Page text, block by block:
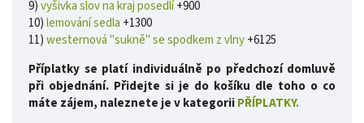
9)vyšivka slov na kraj posedlí+900
10)lemování sedla +1300
11)westernová "sukně" se spodkem z vlny+6125
Příplatky se platí individuálně po předchozí domluvě
při objednání. Přidejte si je do košíku dle toho o co
máte zájem, naleznete je v kategoriiPŘÍPLATKY.